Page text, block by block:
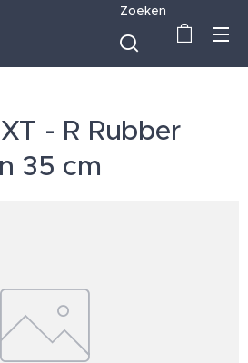
Zoeken
- R Rubber
35 cm